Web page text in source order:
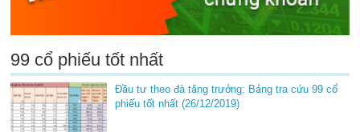
99 cổ phiếu tốt nhất
Đầu tư theo đà tăng trưởng: Bảng tra cứu 99 cổ
phiếu tốt nhất (26/12/2019)